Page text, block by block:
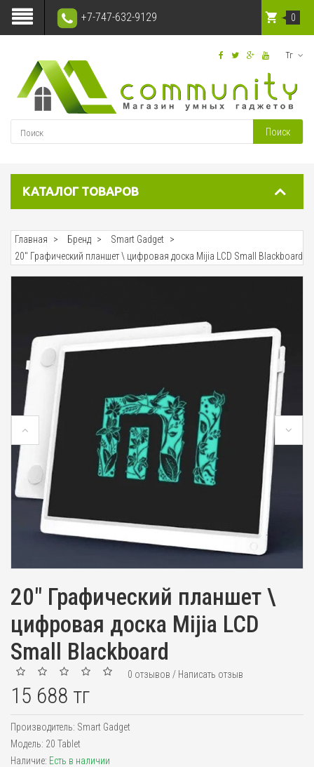
+7-747-632-9129
Тг
Поиск
0
КАТАЛОГ ТОВАРОВ
Главная Бренд
Smart Gadget
20" Графический планшет \ цифровая доска Mijia LCD Small Blackboard
20" Графический планшет \
цифровая доска Mijia LCD
Small Blackboard
0 отзывов / Написать отзыв
15 688 тг
Производитель: Smart Gadget
Модель: 20 Tablet
Наличие: Есть в наличии